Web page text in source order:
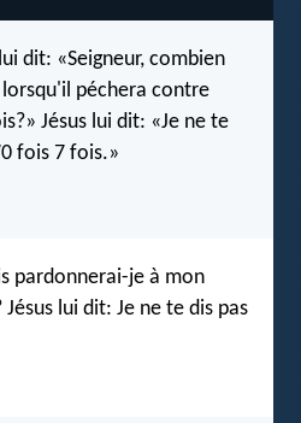
dit: «Seigneur, combien
péchera contre
Jésus lui dit: «Je ne te
fois 7 fois.»
pardonnerai-je à mon
lui dit: Je ne te dis pas